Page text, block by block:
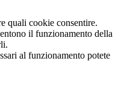
quali cookie consentire.
il funzionamento della
al funzionamento potete